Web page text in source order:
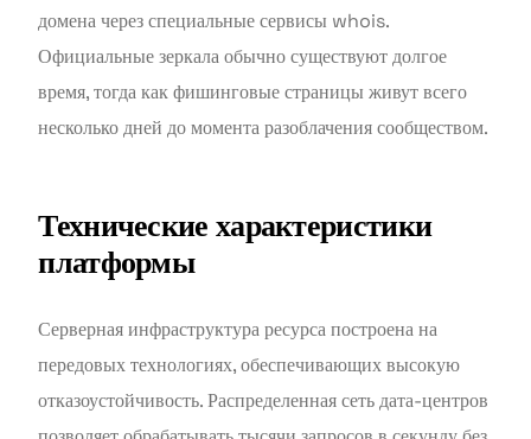
домена через специальные сервисы whois.
Официальные зеркала обычно существуют долгое
время, тогда как фишинговые страницы живут всего
несколько дней до момента разоблачения сообществом.
Технические характеристики
платформы
Серверная инфраструктура ресурса построена на
передовых технологиях, обеспечивающих высокую
отказоустойчивость. Распределенная сеть дата-центров